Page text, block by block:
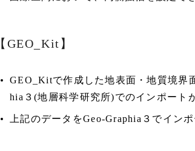
【GEO_Kit】
GEO_Kitで作成した地表面・地質境界
hia３(地層科学研究所)でのインポート
上記のデータをGeo-Graphia３でイン